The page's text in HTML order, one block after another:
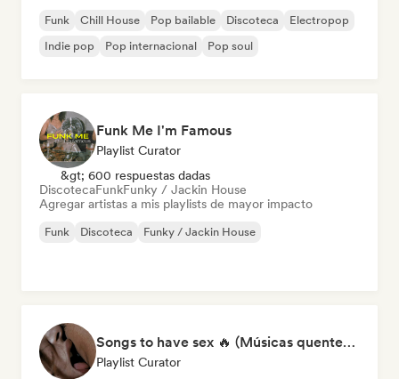
Funk Chill House Pop bailable Discoteca
Electropop
Indie pop
Pop internacional Pop soul
Funk Me I'm Famous
Playlist Curator
&gt; 600 respuestas dadas
DiscotecaFunkFunky / Jackin House
Agregar artistas a mis playlists de mayor impacto
Funk Discoteca Funky / Jackin House
Songs to have sex 🔥 (Músicas quentes para momentos íntimos)
Playlist Curator